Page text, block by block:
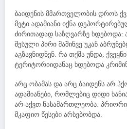
ბაიდენის მმართველობის დროს
მეტი ადამიანი იქნა
ძირითადად საზღვარზე
შესული პირი მაშინვე უკან
აგზავნიდნენ. რა თქმა უნდა,
ტერიტორიიდანაც ხდებოდა
არც ობამას და არც ბაიდენს არ
ადამიანები, რომლებიც დიდი
არ აქვთ ნასამართლეობა.
მკაფიო წესები არსებობდა.